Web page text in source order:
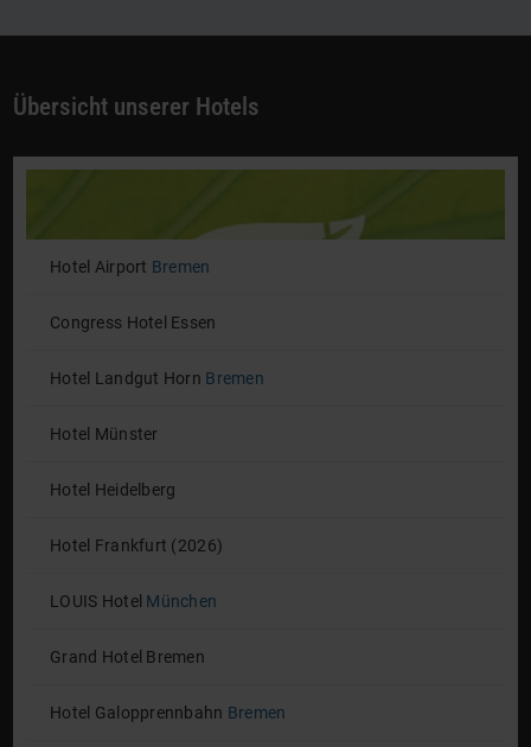
Übersicht unserer Hotels
Hotel Airport Bremen
Congress Hotel Essen
Hotel Landgut Horn Bremen
Hotel Münster
Hotel Heidelberg
Hotel Frankfurt (2026)
LOUIS Hotel München
Grand Hotel Bremen
Hotel Galopprennbahn Bremen